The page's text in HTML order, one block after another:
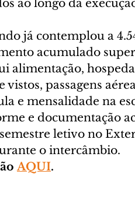
ao longo da
já contemplou a
acumulado
alimentação,
passagens
e mensalidade na
e documentação
letivo no
o intercâmbio.
AQUI.